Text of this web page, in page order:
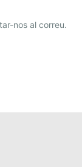
nos al correu.